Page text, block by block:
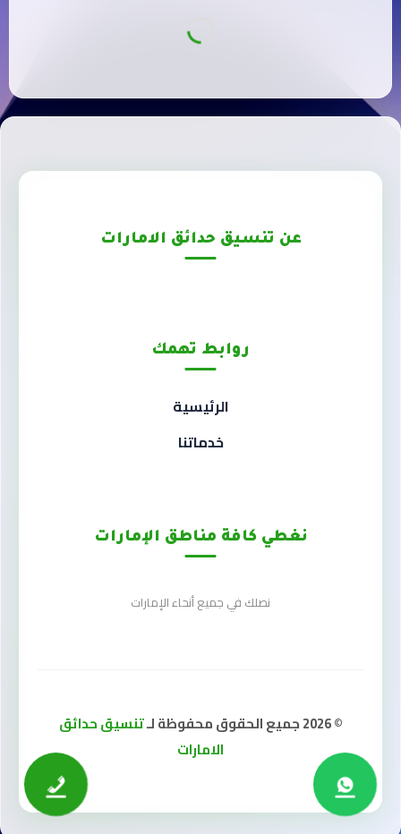
عن تنسيق حدائق الامارات
روابط تهمك
الرئيسية
خدماتنا
نغطي كافة مناطق الإمارات
نصلك في جميع أنحاء الإمارات
© 2026 جميع الحقوق محفوظة لـ
تنسيق حدائق
الامارات